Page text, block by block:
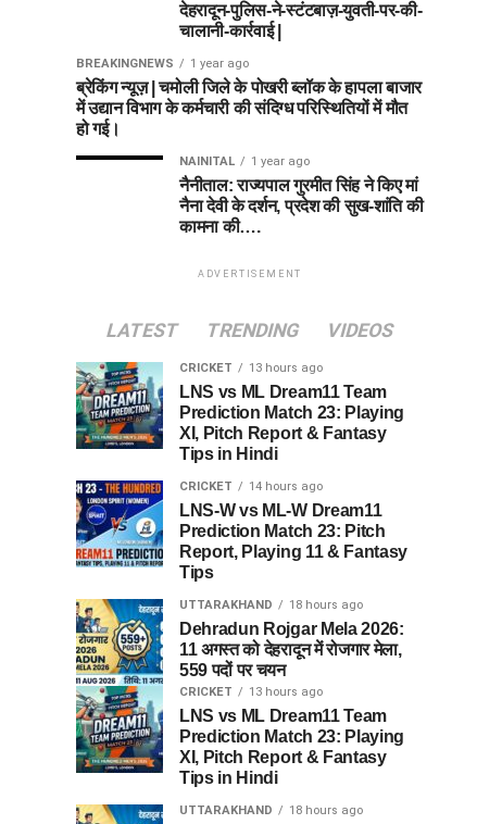
देहरादून-पुलिस-ने-स्टंटबाज़-युवती-पर-की-
चालानी-कार्रवाई |
BREAKINGNEWS 1 year ago
ब्रेकिंग न्यूज़ | चमोली जिले के पोखरी ब्लॉक के हापला बाजार
में उद्यान विभाग के कर्मचारी की संदिग्ध परिस्थितियों में मौत
हो गई।
NAINITAL 1 year ago
नैनीताल: राज्यपाल गुरमीत सिंह ने किए मां
नैना देवी के दर्शन, प्रदेश की सुख-शांति की
कामना की….
ADVERTISEMENT
LATEST TRENDING VIDEOS
CRICKET 13 hours ago
LNS vs ML Dream11 Team
Prediction Match 23: Playing
XI, Pitch Report & Fantasy
Tips in Hindi
CRICKET 14 hours ago
LNS-W vs ML-W Dream11
Prediction Match 23: Pitch
Report, Playing 11 & Fantasy
Tips
UTTARAKHAND 18 hours ago
Dehradun Rojgar Mela 2026:
11 अगस्त को देहरादून में रोजगार मेला,
559 पदों पर चयन
CRICKET 13 hours ago
LNS vs ML Dream11 Team
Prediction Match 23: Playing
XI, Pitch Report & Fantasy
Tips in Hindi
UTTARAKHAND 18 hours ago